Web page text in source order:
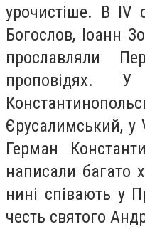
урочистіше. В IV
Богослов, Іоанн
прославляли
проповідях.
Єрусалимський, у
Герман
написали багато
нині співають у
честь святого